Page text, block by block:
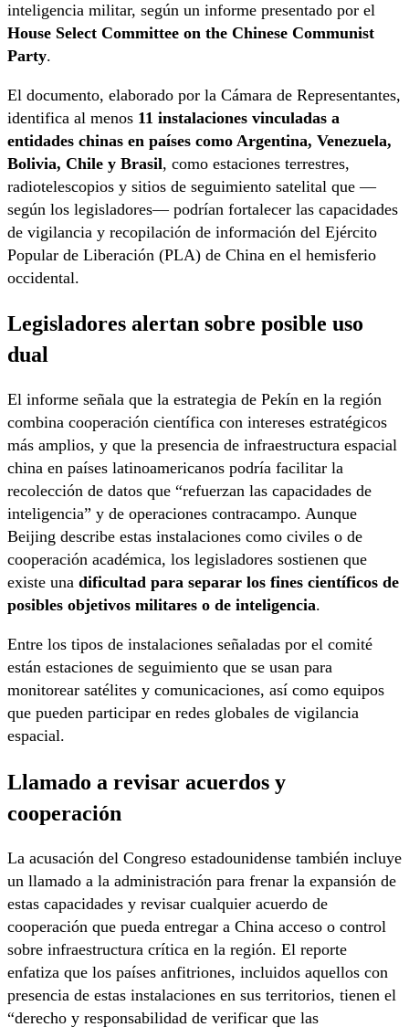
inteligencia militar, según un informe presentado por el
House Select Committee on the Chinese Communist
Party.
El documento, elaborado por la Cámara de Representantes,
identifica al menos 11 instalaciones vinculadas a
entidades chinas en países como Argentina, Venezuela,
Bolivia, Chile y Brasil, como estaciones terrestres,
radiotelescopios y sitios de seguimiento satelital que —
según los legisladores— podrían fortalecer las capacidades
de vigilancia y recopilación de información del Ejército
Popular de Liberación (PLA) de China en el hemisferio
occidental.
Legisladores alertan sobre posible uso
dual
El informe señala que la estrategia de Pekín en la región
combina cooperación científica con intereses estratégicos
más amplios, y que la presencia de infraestructura espacial
china en países latinoamericanos podría facilitar la
recolección de datos que “refuerzan las capacidades de
inteligencia” y de operaciones contracampo. Aunque
Beijing describe estas instalaciones como civiles o de
cooperación académica, los legisladores sostienen que
existe una dificultad para separar los fines científicos de
posibles objetivos militares o de inteligencia.
Entre los tipos de instalaciones señaladas por el comité
están estaciones de seguimiento que se usan para
monitorear satélites y comunicaciones, así como equipos
que pueden participar en redes globales de vigilancia
espacial.
Llamado a revisar acuerdos y
cooperación
La acusación del Congreso estadounidense también incluye
un llamado a la administración para frenar la expansión de
estas capacidades y revisar cualquier acuerdo de
cooperación que pueda entregar a China acceso o control
sobre infraestructura crítica en la región. El reporte
enfatiza que los países anfitriones, incluidos aquellos con
presencia de estas instalaciones en sus territorios, tienen el
“derecho y responsabilidad de verificar que las